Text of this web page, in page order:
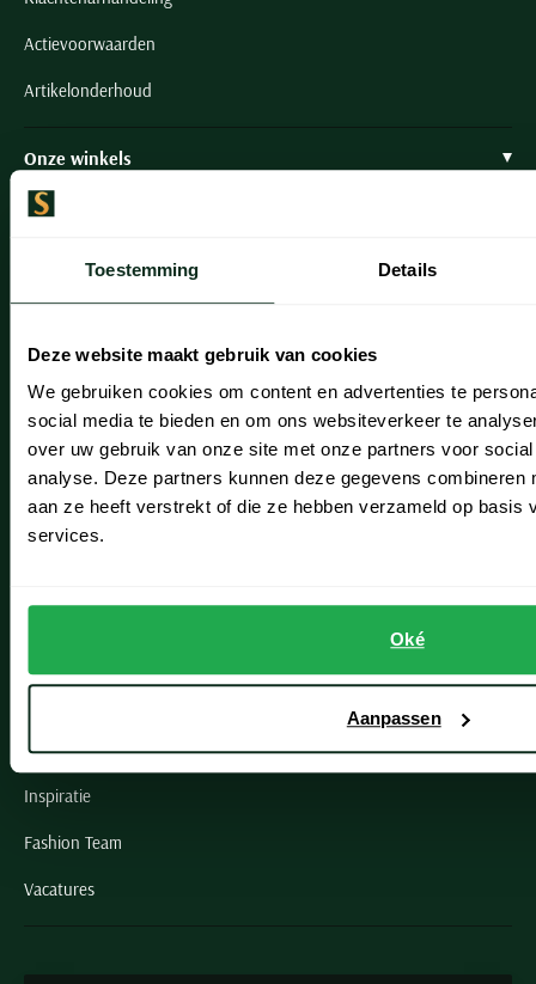
Toestemming Details
Deze website maakt gebruik van cookies
We gebruiken cookies om content en advertenties te
social media te bieden en om ons websiteverkeer te
over uw gebruik van onze site met onze partners voor
analyse. Deze partners kunnen deze gegevens combineren
aan ze heeft verstrekt of die ze hebben verzameld op basis
services.
Oké
Aanpassen
Actievoorwaarden
Artikelonderhoud
Onze winkels
Onze winkels
Hillegom
Leiderdorp
Lisse
Noordwijk
Oegstgeest
Openingstijden winkels
Schulte Herenmode
VIP member
Inspiratie
Fashion Team
Vacatures